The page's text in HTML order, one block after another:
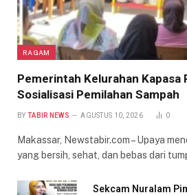
RAGAM
Pemerintah Kelurahan Kapasa
Sosialisasi Pemilahan Sampah
BY TABIR NEWS AGUSTUS 10, 2026 0
Makassar, Newstabir.com – Upaya
yang bersih, sehat, dan bebas dari
Sekcam Nuralam